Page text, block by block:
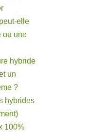
elle
ou une
hybride
un
?
hybrides
100%